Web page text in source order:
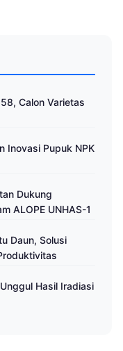
Calon Varietas
Inovasi Pupuk NPK
Dukung
ALOPE UNHAS-1
Daun, Solusi
Hasil Iradiasi